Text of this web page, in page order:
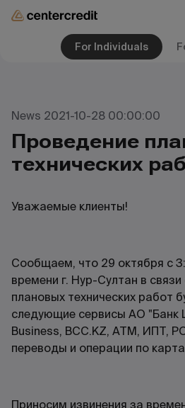
For Individuals
News 2021-10-28 00:00:00
Проведение
технических
Уважаемые клиенты!
Сообщаем, что 29 октября с
времени г. Нур-Султан в
плановых технических работ
следующие сервисы АО "Банк
Business, BCC.KZ, АТМ, ИПТ,
переводы и операции по
Приносим извинения за